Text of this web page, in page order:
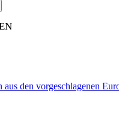
aus den vorgeschlagenen